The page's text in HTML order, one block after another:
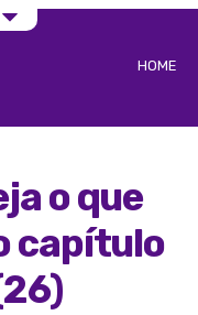
HOME
o que
capítulo